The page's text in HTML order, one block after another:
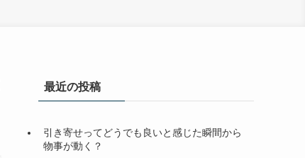
最近の投稿
引き寄せってどうでも良いと感じた瞬間から
物事が動く？